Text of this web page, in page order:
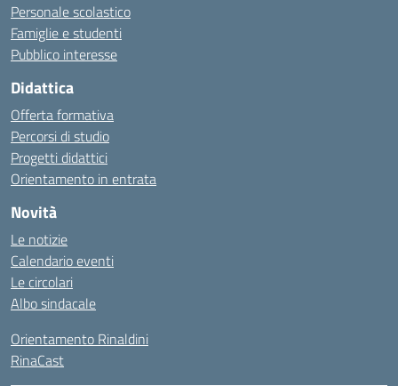
Personale scolastico
Famiglie e studenti
Pubblico interesse
Didattica
Offerta formativa
Percorsi di studio
Progetti didattici
Orientamento in entrata
Novità
Le notizie
Calendario eventi
Le circolari
Albo sindacale
Orientamento Rinaldini
RinaCast